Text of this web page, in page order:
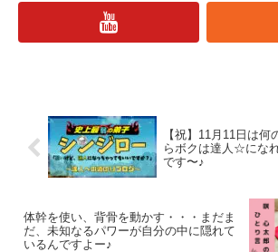
【祝】11月11日は
らボクは達人☆にな
です〜♪
体幹を使い、背骨を動かす・・・まだま
だ、未知なるパワーが自分の中に隠れて
いるんですよー♪